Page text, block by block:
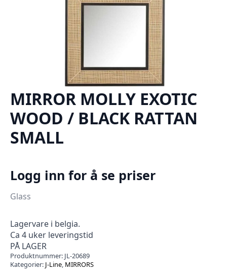
MIRROR MOLLY EXOTIC
WOOD / BLACK RATTAN
SMALL
Logg inn for å se priser
Glass
Lagervare i belgia.
Ca 4 uker leveringstid
PÅ LAGER
Produktnummer: JL-20689
Kategorier: J-Line, MIRRORS